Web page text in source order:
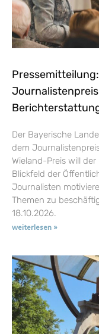
Der Bayerische
dem
Wieland-Preis will
Blickfeld der
Journalisten
Themen zu
18.10.2026.
weiterlesen »